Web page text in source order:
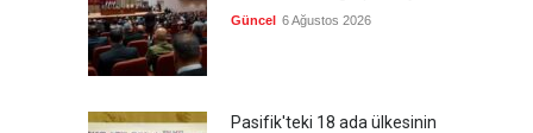
Güncel 6 Ağustos 2026
Pasifik'teki 18 ada ülkesinin